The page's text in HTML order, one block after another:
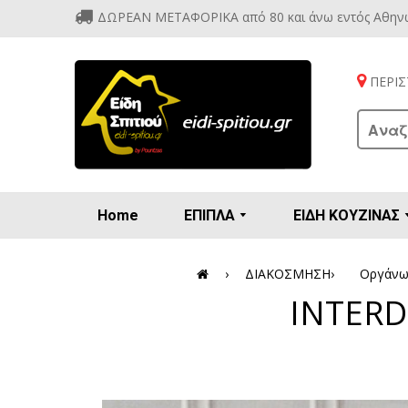
ΔΩΡΕΑΝ ΜΕΤΑΦΟΡΙΚΑ από 80 και άνω εντός
Home ΕΠΙΠΛΑ ΕΙΔΗ ΚΟΥΖΙΝΑΣ
› ΔΙΑΚΟΣΜΗΣΗ›